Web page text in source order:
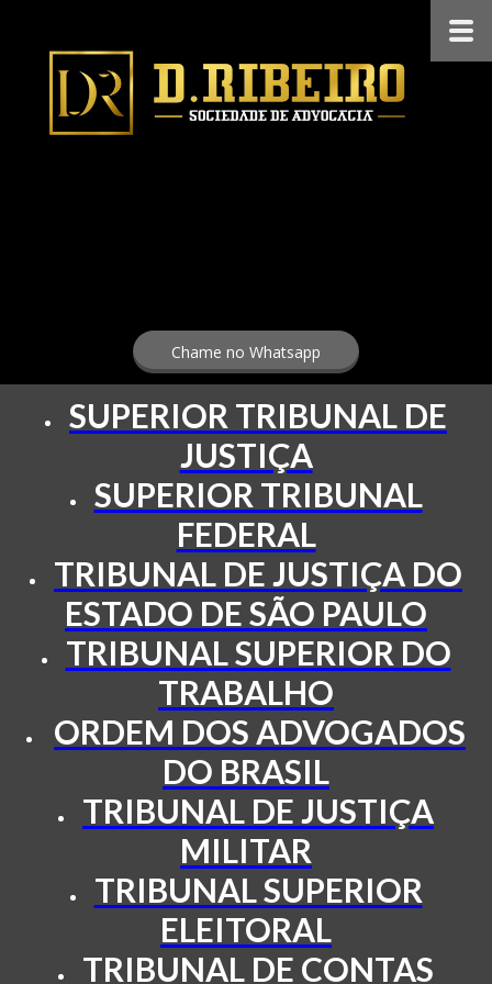
Chame no Whatsapp
SUPERIOR TRIBUNAL DE
JUSTIÇA
SUPERIOR TRIBUNAL
FEDERAL
TRIBUNAL DE JUSTIÇA DO
ESTADO DE SÃO PAULO
TRIBUNAL SUPERIOR DO
TRABALHO
ORDEM DOS ADVOGADOS
DO BRASIL
TRIBUNAL DE JUSTIÇA
MILITAR
TRIBUNAL SUPERIOR
ELEITORAL
TRIBUNAL DE CONTAS